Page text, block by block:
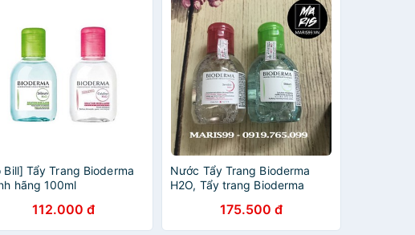
Bill] Tẩy Trang Bioderma
hãng 100ml
112.000 đ
Nước Tẩy Trang Bioderma
H2O, Tẩy trang Bioderma
175.500 đ